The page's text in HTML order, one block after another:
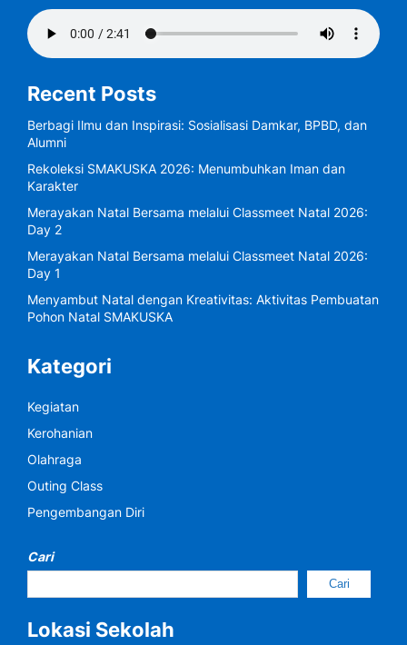
Recent Posts
Berbagi Ilmu dan Inspirasi: Sosialisasi Damkar, BPBD, dan
Alumni
Rekoleksi SMAKUSKA 2026: Menumbuhkan Iman dan
Karakter
Merayakan Natal Bersama melalui Classmeet Natal 2026:
Day 2
Merayakan Natal Bersama melalui Classmeet Natal 2026:
Day 1
Menyambut Natal dengan Kreativitas: Aktivitas Pembuatan
Pohon Natal SMAKUSKA
Kategori
Kegiatan
Kerohanian
Olahraga
Outing Class
Pengembangan Diri
Cari
Cari
Lokasi Sekolah